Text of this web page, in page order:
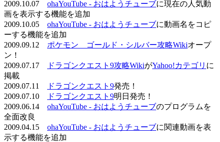
2009.10.07 ohaYouTube - おはようチューブに現在の人気動
画を表示する機能を追加
2009.10.05 ohaYouTube - おはようチューブに動画名をコピ
ーする機能を追加
2009.09.12 ポケモン ゴールド・シルバー攻略Wikiオープ
ン！
2009.07.17
ドラゴンクエスト9攻略WikiがYahoo!カテゴリ に
掲載
2009.07.11
ドラゴンクエスト9発売！
2009.07.10
ドラゴンクエスト9明日発売！
2009.06.14 ohaYouTube - おはようチューブのプログラムを
全面改良
2009.04.15 ohaYouTube - おはようチューブに関連動画を表
示する機能を追加